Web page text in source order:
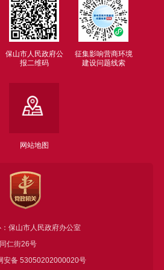
保山市人民政府公
报二维码
征集影响营商环境
建设问题线索
网站地图
保山市人民政府办公室
仁街26号
安备 53050202000020号